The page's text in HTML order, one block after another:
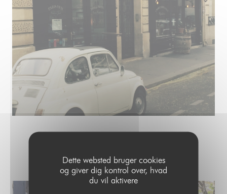
Dette websted bruger cookies
og giver dig kontrol over, hvad
du vil aktivere